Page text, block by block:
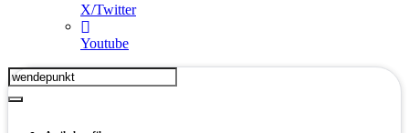
X/Twitter
Youtube